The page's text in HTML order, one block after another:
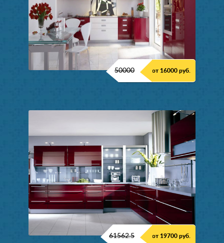
50000 от 16000 руб.
61562.5 от 19700 руб.